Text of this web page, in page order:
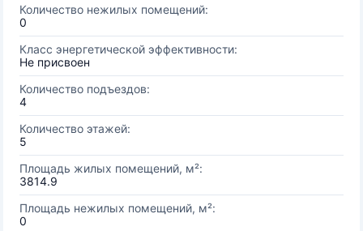
Количество нежилых помещений:
0
Класс энергетической эффективности:
Не присвоен
Количество подъездов:
4
Количество этажей:
5
Площадь жилых помещений, м²:
3814.9
Площадь нежилых помещений, м²:
0